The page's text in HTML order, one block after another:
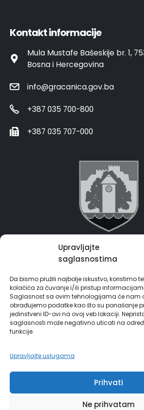
Upravljajte
saglasnostima
Da bismo pružili najbolje iskustvo, koristimo
kolačića za čuvanje i/ili pristup
Saglasnost sa ovim tehnologijama će nam
obrađujemo podatke kao što su ponašanje
jedinstveni ID-ovi na ovoj veb lokaciji.
saglasnosti može negativno uticati na
funkcije.
Upravljajte uslugama
Prihvati
Ne prihvatam
Kontakt informacije
Mula Mustafe Bašeskije br. 1,
Bosna i Hercegovina
info@gracanica.gov.ba
+387 035 700-800
+387 035 707-000
Grad Gračanica
E-Matičar
72 sata sistem
Invest in Gračanica
Vodič za građane